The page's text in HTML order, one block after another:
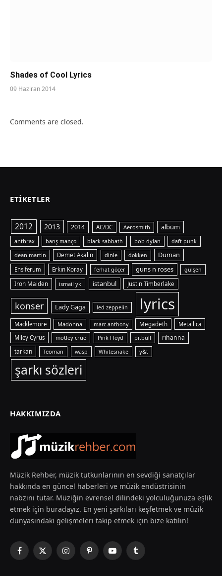
Shades of Cool Lyrics
09 Haziran 2014
Comments are closed.
ETIKETLER
2012 2013 2014 AC/DC Aerosmith albüm
anthrax barış manço black sabbath bob dylan daft punk
dean martin Demet Akalın dinle dokken Duman
Ensiferum Erkin Koray ferhat göçer guns n roses gülşen
Iron Maiden ismail yk istanbul Justin Timberlake
konser Lady Gaga led zeppelin lyrics
Macklemore Madonna marc anthony Megadeth
Metallica
Miley Cyrus
mötley crüe Pink Floyd pitbull rihanna
tarkan Teoman wasp Whitesnake y&t
şarkı sözleri
HAKKIMIZDA
Müzik Rehber, müzik tutkunlarının en sevdiği sanatçılar
hakkında en güncel haberleri ve müzik endüstrisinin
nabzını tutar. Müziğin evrensel dilindeki yolculuğunuza eşlik
etmek için buradayız. En yeni şarkıları keşfetmek ve müzik
dünyasındaki gelişmeleri takip etmek için bize katılın!
Facebook
X
InstagramPinterestYouTubeTumblr